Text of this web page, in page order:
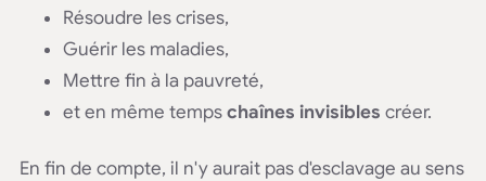
Résoudre les crises,
Guérir les maladies,
Mettre fin à la pauvreté,
et en même tempschaînes invisibles créer.
En fin de compte, il n'y aurait pas d'esclavage au sens